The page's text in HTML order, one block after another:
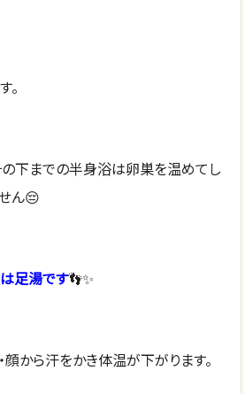
。
下までの半身浴は卵巣を温めてし
ん😔
は足湯です👣✨
顔から汗をかき体温が下がります。